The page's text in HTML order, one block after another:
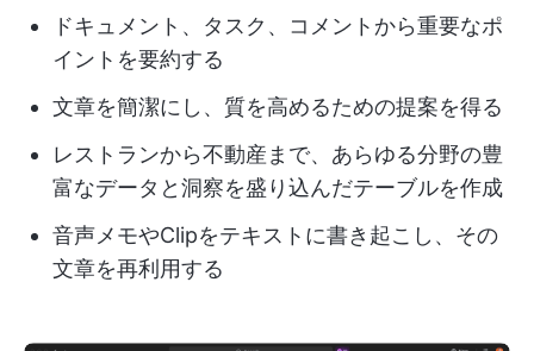
ドキュメント、タスク、コメントから重要なポ
イントを要約する
文章を簡潔にし、質を高めるための提案を得る
レストランから不動産まで、あらゆる分野の豊
富なデータと洞察を盛り込んだテーブルを作成
音声メモやClipをテキストに書き起こし、その
文章を再利用する